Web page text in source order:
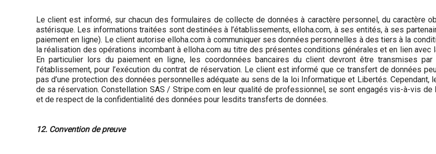
Le client est informé, sur chacun des formulaires de collecte de données à caractère personnel, du caractère
astérisque. Les informations traitées sont destinées à l’établissements, elloha.com, à ses entités, à ses
paiement en ligne). Le client autorise elloha.com à communiquer ses données personnelles à des tiers à la
la réalisation des opérations incombant à elloha.com au titre des présentes conditions générales et en lien
En particulier lors du paiement en ligne, les coordonnées bancaires du client devront être transmises
l’établissement, pour l’exécution du contrat de réservation. Le client est informé que ce transfert de données
pas d’une protection des données personnelles adéquate au sens de la loi Informatique et Libertés.
de sa réservation. Constellation SAS / Stripe.com en leur qualité de professionnel, se sont engagés vis-à-vis
et de respect de la confidentialité des données pour lesdits transferts de données.
12. Convention de preuve